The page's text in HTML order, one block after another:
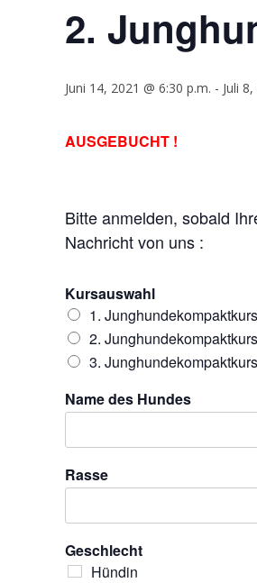
2.
Juni 14, 2021 @ 6:30 p.m. - Juli
AUSGEBUCHT !
Bitte anmelden, sobald
Nachricht von uns :
Kursauswahl
1.
2.
3.
Name des Hundes
Rasse
Geschlecht
Hündin